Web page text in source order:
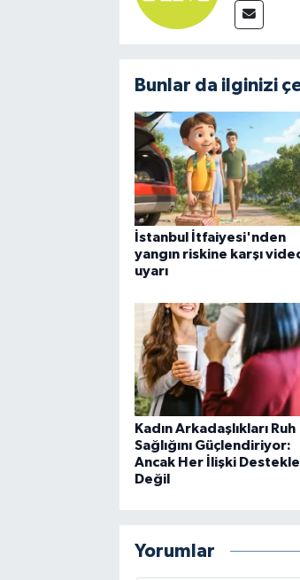
Bunlar da ilginizi
İstanbul İtfaiyesi'nden
yangın riskine karşı
uyarı
Kadın Arkadaşlıkları Ruh
Sağlığını Güçlendiriyor:
Ancak Her İlişki
Değil
Yorumlar